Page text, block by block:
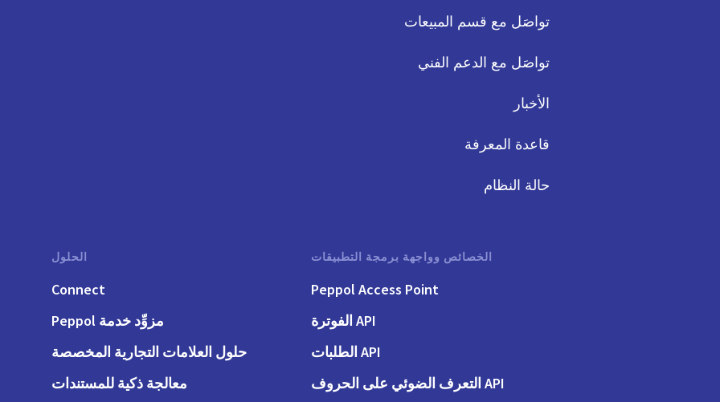
تواصَل مع قسم المبيعات
تواصَل مع الدعم الفني
الأخبار
قاعدة المعرفة
حالة النظام
الخصائص وواجهة برمجة التطبيقات
Peppol Access Point
API الفوترة
API الطلبات
API التعرف الضوئي على الحروف
الحلول
Connect
مزوِّد خدمة Peppol
حلول العلامات التجارية المخصصة
معالجة ذكية للمستندات